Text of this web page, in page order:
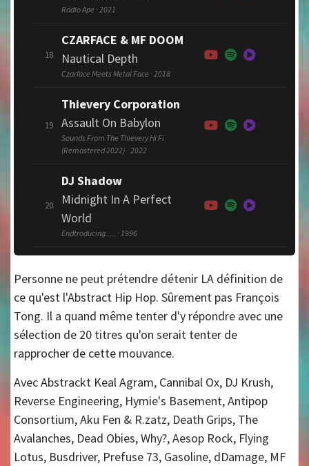
Radio Ape · 2021
18
CZARFACE & MF DOOM
Nautical Depth
Czarface Meets Metal Face · 2018
19
Thievery Corporation
Assault On Babylon
Sounds From The Thievery Hi Fi
(Remastered 2022) · 2022
20
DJ Shadow
Midnight In A Perfect
World
Endtroducing..... · 1996
Personne ne peut prétendre détenir LA définition de
ce qu'est l'Abstract Hip Hop. Sûrement pas François
Tong. Il a quand même tenter d'y répondre avec une
sélection de 20 titres qu'on serait tenter de
rapprocher de cette mouvance.
Avec Abstrackt Keal Agram, Cannibal Ox, DJ Krush,
Reverse Engineering, Hymie's Basement, Antipop
Consortium, Aku Fen & R.zatz, Death Grips, The
Avalanches, Dead Obies, Why?, Aesop Rock, Flying
Lotus, Busdriver, Prefuse 73, Gasoline, dDamage, MF